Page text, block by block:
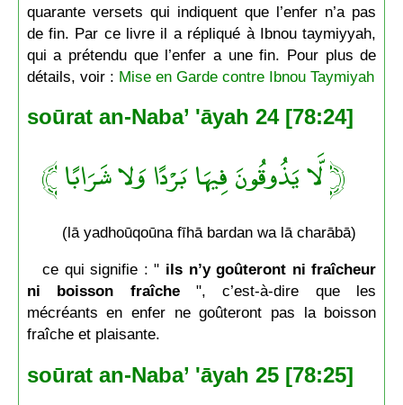
quarante versets qui indiquent que l’enfer n’a pas
de fin. Par ce livre il a répliqué à Ibnou taymiyyah,
qui a prétendu que l’enfer a une fin. Pour plus de
détails, voir : Mise en Garde contre Ibnou Taymiyah
soūrat an-Naba’ 'āyah 24 [78:24]
﴿ لَّا يَذُوقُونَ فِيهَا بَرْدًا وَلا شَرَابًا ﴾
(lā yadhoūqoūna fīhā bardan wa lā charābā)
ce qui signifie : " ils n’y goûteront ni fraîcheur
ni boisson fraîche", c’est-à-dire que les
mécréants en enfer ne goûteront pas la boisson
fraîche et plaisante.
soūrat an-Naba’ 'āyah 25 [78:25]